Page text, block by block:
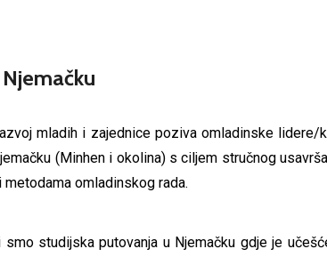
mladih i zajednice poziva omladinske
(Minhen i okolina) s ciljem stručnog
omladinskog rada.
studijska putovanja u Njemačku gdje je